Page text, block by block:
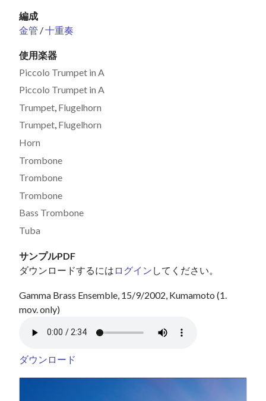
編成
金管 /十重奏
使用楽器
Piccolo Trumpet in A
Piccolo Trumpet in A
Trumpet, Flugelhorn
Trumpet, Flugelhorn
Horn
Trombone
Trombone
Trombone
Bass Trombone
Tuba
サンプルPDF
ダウンロードするには ログイン してください。
Gamma Brass Ensemble, 15/9/2002, Kumamoto (1.
mov. only)
ダウンロード